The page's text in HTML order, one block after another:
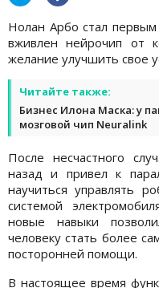
Нолан Арбо стал
вживлен нейрочип от
желание улучшить свое
Читайте также:
Бизнес Илона Маска: у
мозговой чип Neuralink
После несчастного
назад и привел к
научиться управлять
системой
новые навыки
человеку стать более
посторонней помощи.
В настоящее время